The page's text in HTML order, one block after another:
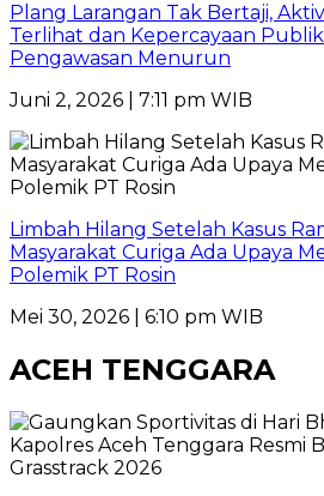
Plang Larangan Tak Bertaji,
Terlihat dan Kepercayaan
Pengawasan Menurun
Juni 2, 2026 | 7:11 pm WIB
Limbah Hilang Setelah Kasus
Masyarakat Curiga Ada Upaya
Polemik PT Rosin
Mei 30, 2026 | 6:10 pm WIB
ACEH TENGGARA